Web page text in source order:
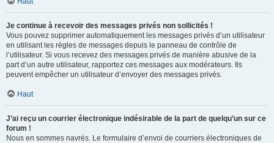
Je continue à recevoir des messages privés non sollicités !
Vous pouvez supprimer automatiquement les messages privés d’un utilisateur
en utilisant les règles de messages depuis le panneau de contrôle de
l’utilisateur. Si vous recevez des messages privés de manière abusive de la
part d’un autre utilisateur, rapportez ces messages aux modérateurs. Ils
peuvent empêcher un utilisateur d’envoyer des messages privés.
Haut
J’ai reçu un courrier électronique indésirable de la part de quelqu’un sur ce
forum !
Nous en sommes navrés. Le formulaire d’envoi de courriers électroniques de